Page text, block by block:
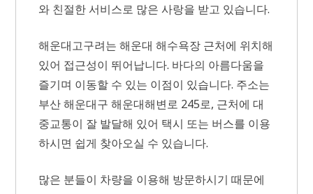
와 친절한 서비스로 많은 사랑을 받고 있습니다.
해운대고구려는 해운대 해수욕장 근처에 위치해
있어 접근성이 뛰어납니다. 바다의 아름다움을
즐기며 이동할 수 있는 이점이 있습니다. 주소는
부산 해운대구 해운대해변로 245로, 근처에 대
중교통이 잘 발달해 있어 택시 또는 버스를 이용
하시면 쉽게 찾아오실 수 있습니다.
많은 분들이 차량을 이용해 방문하시기 때문에